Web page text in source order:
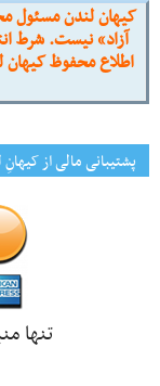
کیهان لندن مسئول
آزاد» نیست. شرط
اطلاع محفوظ
پشتیبانی مالی از
تنها